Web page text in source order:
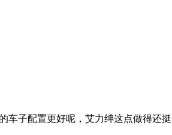
子配置更好呢，艾力绅这点做得还挺